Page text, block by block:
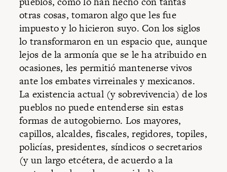
otras cosas, tomaron algo que les fue
impuesto y lo hicieron suyo. Con los siglos
lo transformaron en un espacio que, aunque
lejos de la armonía que se le ha atribuido en
ocasiones, les permitió mantenerse vivos
ante los embates virreinales y mexicanos.
La existencia actual (y sobrevivencia) de los
pueblos no puede entenderse sin estas
formas de autogobierno. Los mayores,
capillos, alcaldes, fiscales, regidores, topiles,
policías, presidentes, síndicos o secretarios
(y un largo etcétera, de acuerdo a la